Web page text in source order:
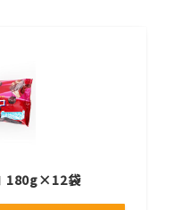
180g×12袋